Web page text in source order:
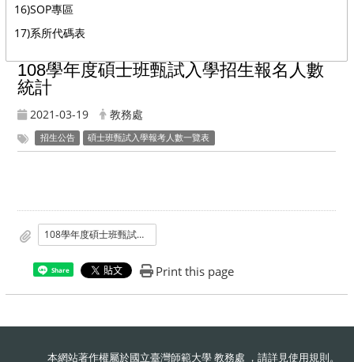
16)SOP專區
17)系所代碼表
108學年度碩士班甄試入學招生報名人數
統計
2021-03-19 教務處
招生公告 碩士班甄試入學報考人數一覽表
108學年度碩士班甄試入學招生報名人數統計
Share Print this page
本網站著作權屬於國立臺灣師範大學 教務處 ，請詳見使用規則。